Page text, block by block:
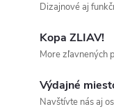
Dizajnové aj
Kopa ZLIAV!
More zľavnených
Výdajné
Navštívte nás aj